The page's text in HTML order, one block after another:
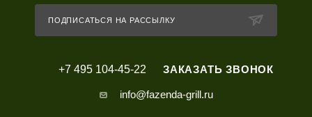
ПОДПИСАТЬСЯ НА РАССЫЛКУ
+7 495 104-45-22 ЗАКАЗАТЬ ЗВОНОК
info@fazenda-grill.ru